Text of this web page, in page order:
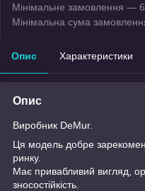
Мінімальне замовлення —
Мінімальна сума
Опис Характеристики
Опис
Виробник DeMur.
Ця модель добре
ринку.
Має привабливий вигляд,
зносостійкість.